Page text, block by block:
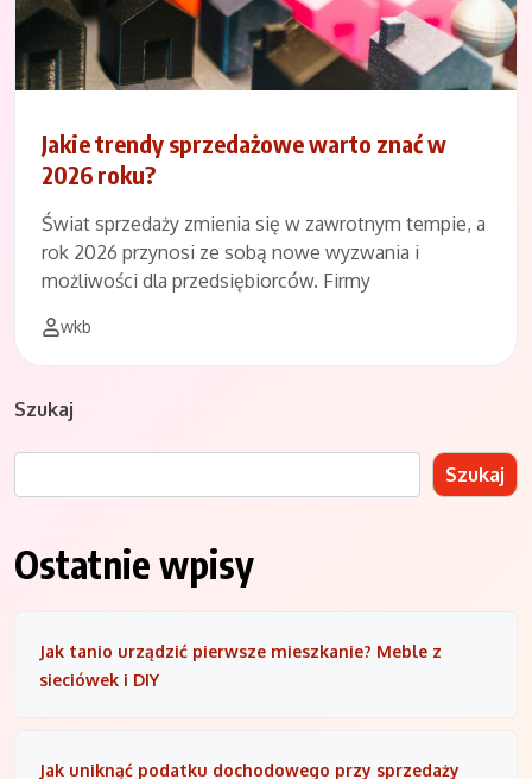
Jakie trendy sprzedażowe warto znać w
2026 roku?
Świat sprzedaży zmienia się w zawrotnym tempie, a
rok 2026 przynosi ze sobą nowe wyzwania i
możliwości dla przedsiębiorców. Firmy
wkb
Szukaj
Szukaj
Ostatnie wpisy
Jak tanio urządzić pierwsze mieszkanie? Meble z
sieciówek i DIY
Jak uniknąć podatku dochodowego przy sprzedaży